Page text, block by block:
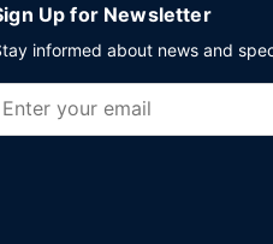
Up for Newsletter
informed about news and